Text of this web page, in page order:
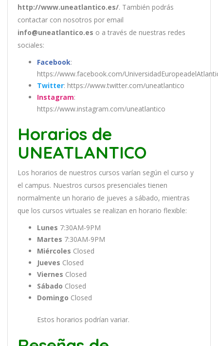
http://www.uneatlantico.es/. También podrás
contactar con nosotros por email
info@uneatlantico.es o a través de nuestras redes
sociales:
Facebook:
https://www.facebook.com/
Twitter: https://www.twitter.com/uneatlantico
Instagram:
https://www.instagram.com/uneatlantico
Horarios de
UNEATLANTICO
Los horarios de nuestros cursos varían según el curso y
el campus. Nuestros cursos presenciales tienen
normalmente un horario de jueves a sábado, mientras
que los cursos virtuales se realizan en horario flexible:
Lunes 7:30AM-9PM
Martes 7:30AM-9PM
Miércoles Closed
Jueves Closed
Viernes Closed
Sábado Closed
Domingo Closed
Estos horarios podrían variar.